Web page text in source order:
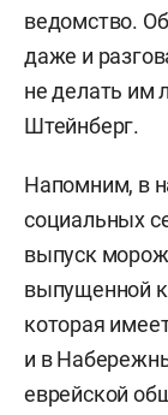
ведомство.
даже и
не делать им
Штейнберг.
Напомним, в
социальных
выпуск
выпущенной
которая
и в
еврейской